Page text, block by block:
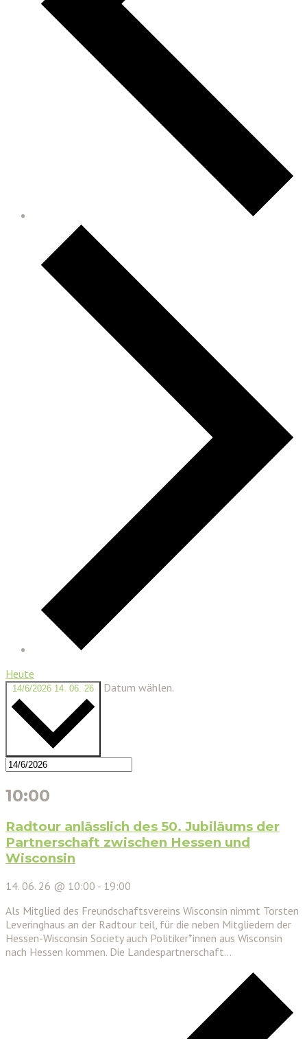
Heute
14/6/2026 14. 06. 26 Datum wählen.
10:00
Radtour anlässlich des 50. Jubiläums der
Partnerschaft zwischen Hessen und
Wisconsin
14. 06. 26 @ 10:00 - 19:00
Als Mitglied des Freundschaftsvereins Wisconsin nimmt Torsten
Leveringhaus an der Radtour teil, für die neben Mitgliedern der
Hessen-Wisconsin Society auch Politiker*innen aus Wisconsin
nach Hessen kommen. Die Landespartnerschaft…